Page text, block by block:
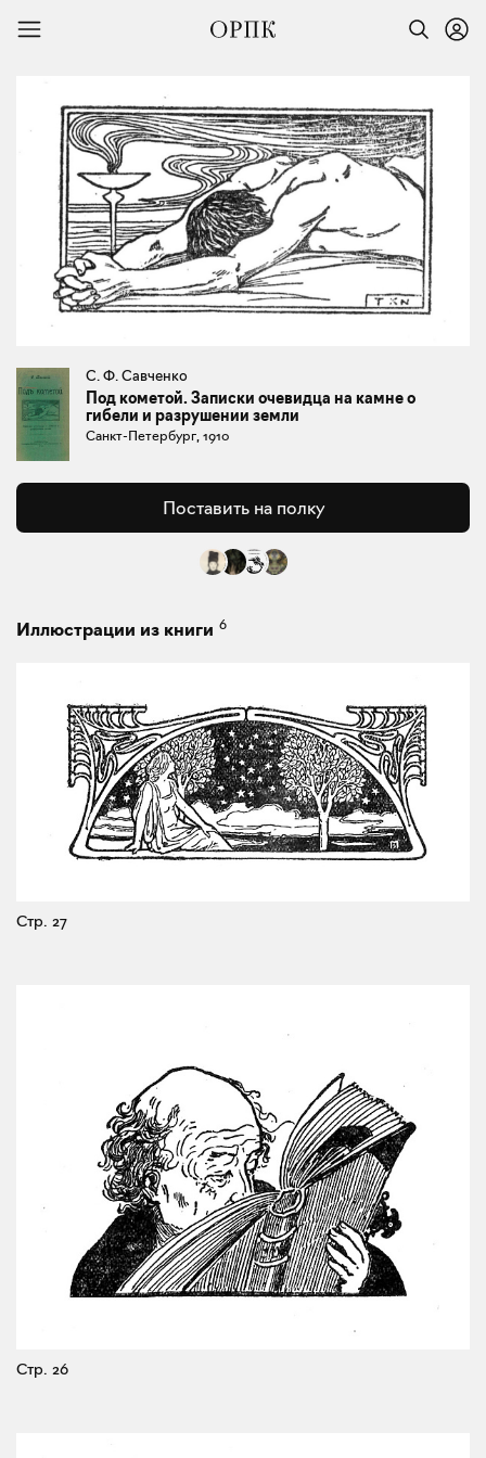
С. Ф. Савченко
Под кометой. Записки очевидца на камне о
гибели и разрушении земли
Санкт-Петербург, 1910
Поставить на полку
Иллюстрации из книги 6
Стр. 27
Стр. 26